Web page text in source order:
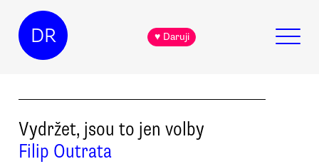
DR ♥ Daruji
Vydržet, jsou to jen volby
Filip Outrata